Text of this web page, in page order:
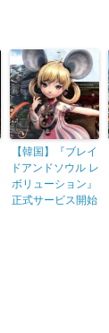
【韓国】『ブレイ
ドアンドソウル レ
ボリューション』
正式サービス開始